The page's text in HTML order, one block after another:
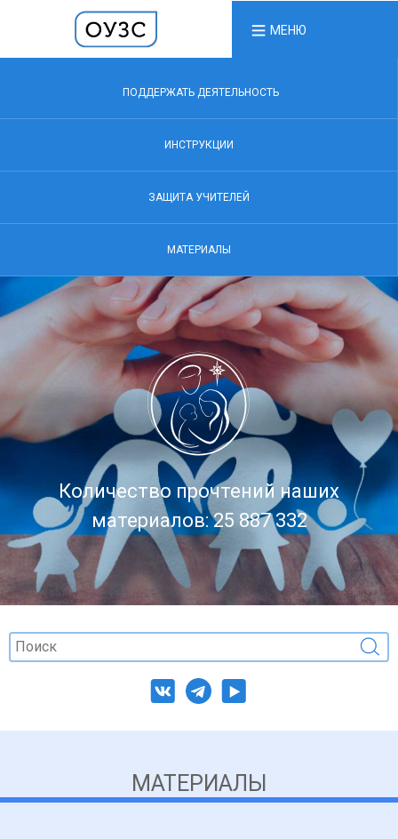
МЕНЮ
ПОДДЕРЖАТЬ ДЕЯТЕЛЬНОСТЬ
ИНСТРУКЦИИ
ЗАЩИТА УЧИТЕЛЕЙ
МАТЕРИАЛЫ
Количество прочтений наших
материалов: 25 887 332
МАТЕРИАЛЫ